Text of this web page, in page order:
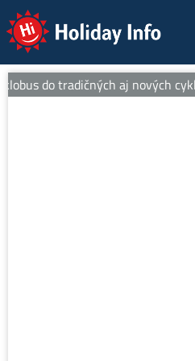
Holiday Info
do tradičných aj nových